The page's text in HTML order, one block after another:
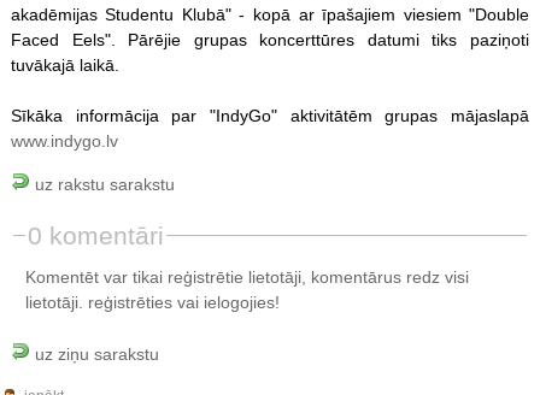
akadēmijas Studentu Klubā" - kopā ar īpašajiem viesiem "Double
Faced Eels". Pārējie grupas koncerttūres datumi tiks paziņoti
tuvākajā laikā.
Sīkāka informācija par "IndyGo" aktivitātēm grupas mājaslapā
www.indygo.lv
uz rakstu sarakstu
0 komentāri
Komentēt var tikai reģistrētie lietotāji, komentārus redz visi
lietotāji. reģistrētiesvai ielogojies!
uz ziņu sarakstu